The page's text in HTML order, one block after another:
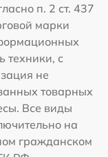
п. 2 ст. 437
марки
техники, с
не
товарных
Все виды
на
гражданском